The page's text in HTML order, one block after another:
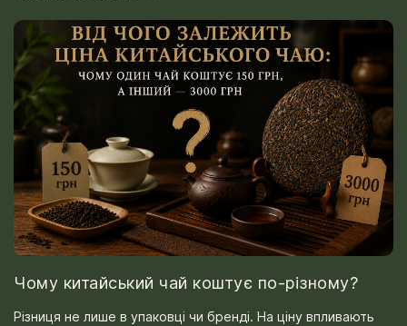
Чому китайський чай коштує по-різному?
Різниця не лише в упаковці чи бренді. На ціну впливають